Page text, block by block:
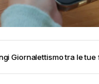
Giornalettismo tra le